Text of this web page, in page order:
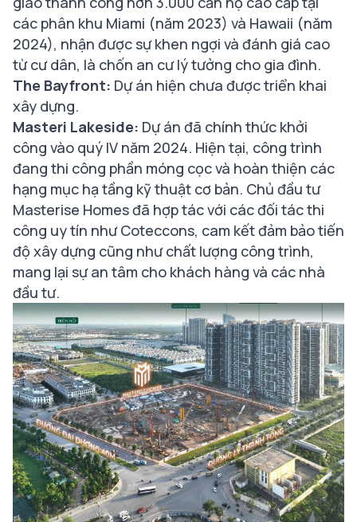
các phân khu Miami (năm 2023) và Hawaii (năm
2024), nhận được sự khen ngợi và đánh giá cao
từ cư dân, là chốn an cư lý tưởng cho gia đình.
The Bayfront: Dự án hiện chưa được triển khai
xây dựng.
Masteri Lakeside: Dự án đã chính thức khởi
công vào quý IV năm 2024. Hiện tại, công trình
đang thi công phần móng cọc và hoàn thiện các
hạng mục hạ tầng kỹ thuật cơ bản. Chủ đầu tư
Masterise Homes đã hợp tác với các đối tác thi
công uy tín như Coteccons, cam kết đảm bảo tiến
độ xây dựng cũng như chất lượng công trình,
mang lại sự an tâm cho khách hàng và các nhà
đầu tư.